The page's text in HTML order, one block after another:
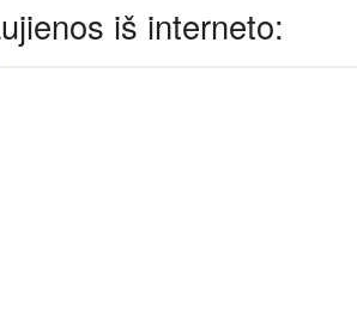
iš interneto: